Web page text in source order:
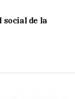
social de la